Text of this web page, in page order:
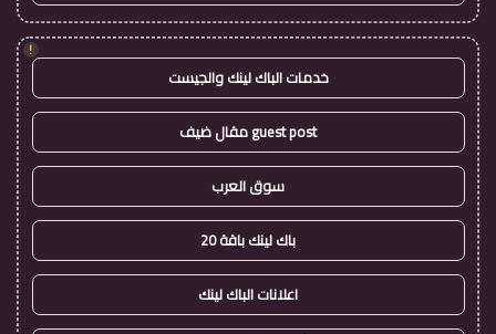
!
خدمات الباك لينك والجيست
guest post مقال ضيف
سوق العرب
باك لينك باقة 20
اعلانات الباك لينك